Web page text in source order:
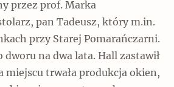
przez prof. Marka
pan Tadeusz, który m.in.
przy Starej Pomarańczarni.
dworu na dwa lata. Hall zastawił
miejscu trwała produkcja okien,